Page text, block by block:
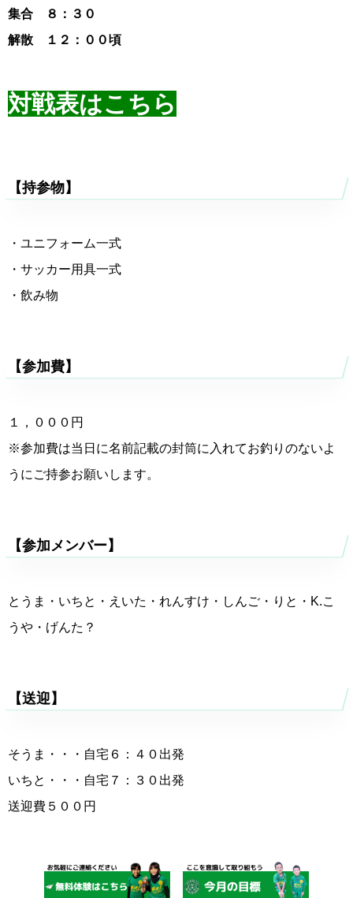
集合 ８：３０
解散 １２：００頃
対戦表はこちら
【持参物】
・ユニフォーム一式
・サッカー用具一式
・飲み物
【参加費】
１，０００円
※参加費は当日に名前記載の封筒に入れてお釣りのないよ
うにご持参お願いします。
【参加メンバー】
とうま・いちと・えいた・れんすけ・しんご・りと・K.こ
うや・げんた？
【送迎】
そうま・・・自宅６：４０出発
いちと・・・自宅７：３０出発
送迎費５００円